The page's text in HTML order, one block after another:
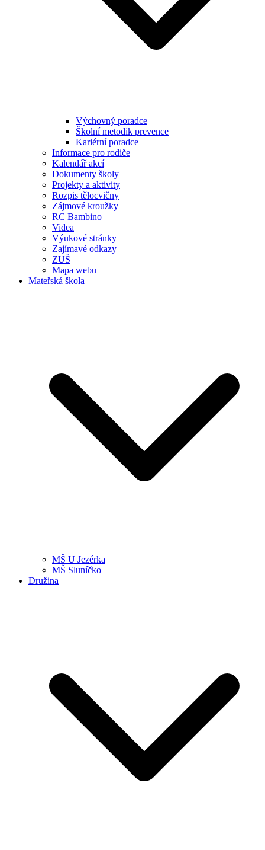
Výchovný poradce
Školní metodik prevence
Kariérní poradce
Informace pro rodiče
Kalendář akcí
Dokumenty školy
Projekty a aktivity
Rozpis tělocvičny
Zájmové kroužky
RC Bambino
Videa
Výukové stránky
Zajímavé odkazy
ZUŠ
Mapa webu
Mateřská škola
MŠ U Jezérka
MŠ Sluníčko
Družina